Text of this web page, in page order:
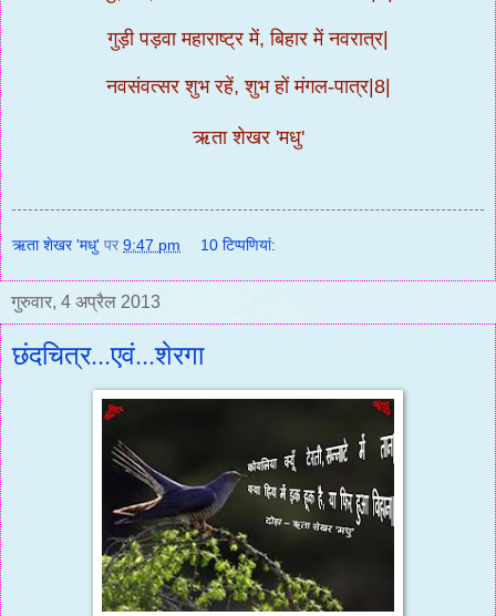
गुड़ी पड़वा महाराष्ट्र में,बिहार में नवरात्र
नवसंवत्सर शुभ रहें,शुभ हों मंगल-पात्र|8|
ऋता शेखर 'मधु'
ऋता शेखर 'मधु' पर 9:47 pm 10 टिप्‍पणियां:
गुरुवार, 4 अप्रैल 2013
छंदचित्र...एवं...शेरगा